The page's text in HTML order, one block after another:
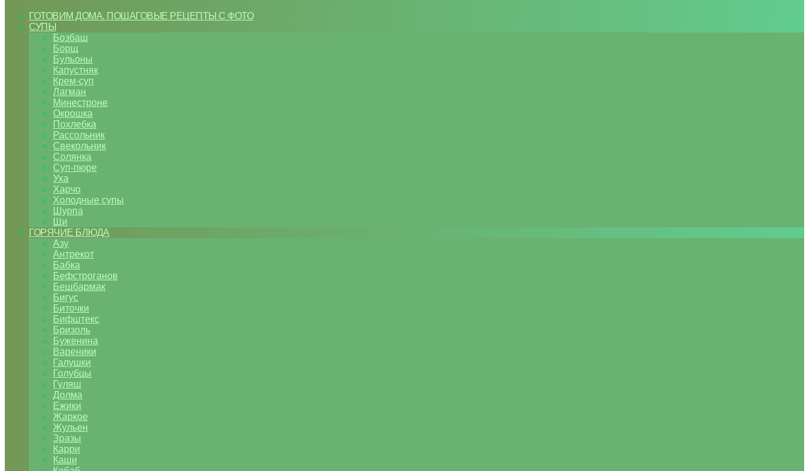
ГОТОВИМ ДОМА. ПОШАГОВЫЕ РЕЦЕПТЫ С ФОТО
СУПЫ
Бозбаш
Борщ
Бульоны
Капустняк
Крем-суп
Лагман
Минестроне
Окрошка
Похлебка
Рассольник
Свекольник
Солянка
Суп-пюре
Уха
Харчо
Холодные супы
Шурпа
Щи
ГОРЯЧИЕ БЛЮДА
Азу
Антрекот
Бабка
Бефстроганов
Бешбармак
Бигус
Биточки
Бифштекс
Бризоль
Буженина
Вареники
Галушки
Голубцы
Гуляш
Долма
Ежики
Жаркое
Жульен
Зразы
Карри
Каши